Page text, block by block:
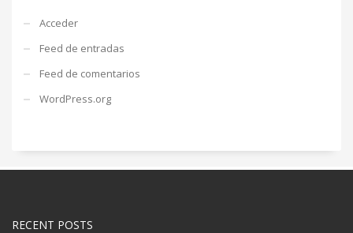
Acceder
Feed de entradas
Feed de comentarios
WordPress.org
RECENT POSTS